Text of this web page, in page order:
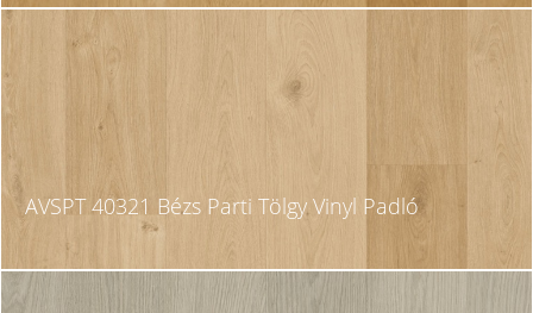
AVSPT 40321 Bézs Parti Tölgy Vinyl Padló